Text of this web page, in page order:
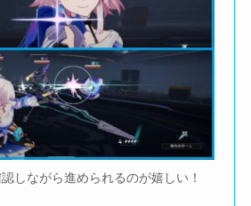
しながら進められるのが嬉しい！